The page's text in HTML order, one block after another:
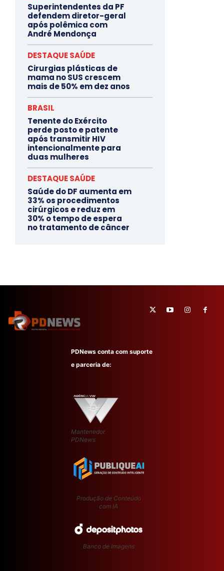
Superintendentes da PF
defendem diretor-geral
após polêmica com
André Mendonça
DESTAQUE SAÚDE
Cirurgias plásticas de
mama no SUS crescem
mais de 50% em dez anos
BRASIL
Tenente do Exército
perde posto e patente
após transmitir HIV
intencionalmente para
duas mulheres
DESTAQUE SAÚDE
Saúde do DF aumenta em
33% os procedimentos
cirúrgicos e reduz em
30% o tempo de espera
no tratamento de câncer
PDNews conta com suporte
e parceria de:
Mantenedor
PDNews
Produção de Conteúdo
com IA
Banco de Imagens